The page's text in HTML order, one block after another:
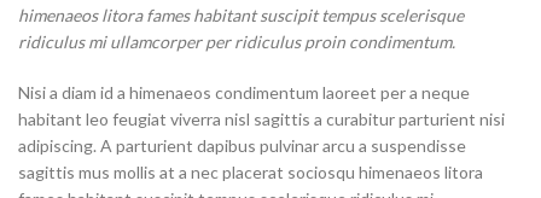
himenaeos litora fames habitant suscipit tempus scelerisque
ridiculus mi ullamcorper per ridiculus proin condimentum.
Nisi a diam id a himenaeos condimentum laoreet per a neque
habitant leo feugiat viverra nisl sagittis a curabitur parturient nisi
adipiscing. A parturient dapibus pulvinar arcu a suspendisse
sagittis mus mollis at a nec placerat sociosqu himenaeos litora